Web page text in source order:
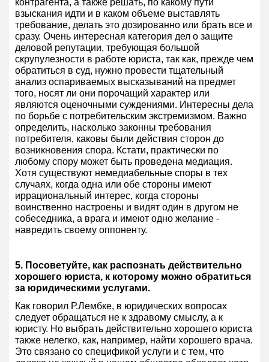
взыскания идти и в каком объеме выставлять
требование, делать это дозированно или брать все и
сразу. Очень интересная категория дел о защите
деловой репутации, требующая большой
скрупулезности в работе юриста, так как, прежде чем
обратиться в суд, нужно провести тщательный
анализ оспариваемых высказываний на предмет
того, носят ли они порочащий характер или
являются оценочными суждениями. Интересны дела
по борьбе с потребительским экстремизмом. Важно
определить, насколько законны требования
потребителя, каковы были действия сторон до
возникновения спора. Кстати, практически по
любому спору может быть проведена медиация.
Хотя существуют немедиабельные споры в тех
случаях, когда одна или обе стороны имеют
иррациональный интерес, когда стороны
воинственно настроены и видят один в другом не
собеседника, а врага и имеют одно желание -
навредить своему оппоненту.
5. Посоветуйте, как распознать действительно
хорошего юриста, к которому можно обратиться
за юридическими услугами.
Как говорил Р.Лембке, в юридических вопросах
следует обращаться не к здравому смыслу, а к
юристу. Но выбрать действительно хорошего юриста
также нелегко, как, например, найти хорошего врача.
Это связано со спецификой услуги и с тем, что